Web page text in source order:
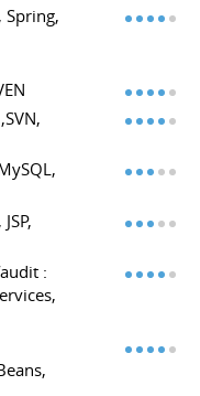
Spring,
: